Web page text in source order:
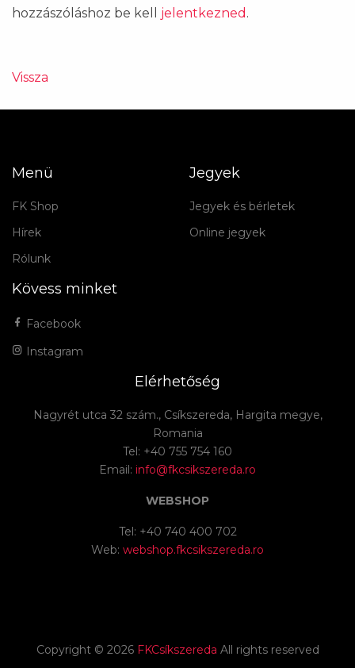
hozzászóláshoz be kell jelentkezned .
Vissza
Menü
FK Shop
Hírek
Rólunk
Jegyek
Jegyek és bérletek
Online jegyek
Kövess minket
Facebook
Instagram
Elérhetőség
Nagyrét utca 32 szám., Csíkszereda, Hargita megye,
Romania
Tel: +40 755 754 160
Email: info@fkcsikszereda.ro
WEBSHOP
Tel: +40 740 400 702
Web: webshop.fkcsikszereda.ro
Copyright © 2026 FKCsíkszereda All rights reserved